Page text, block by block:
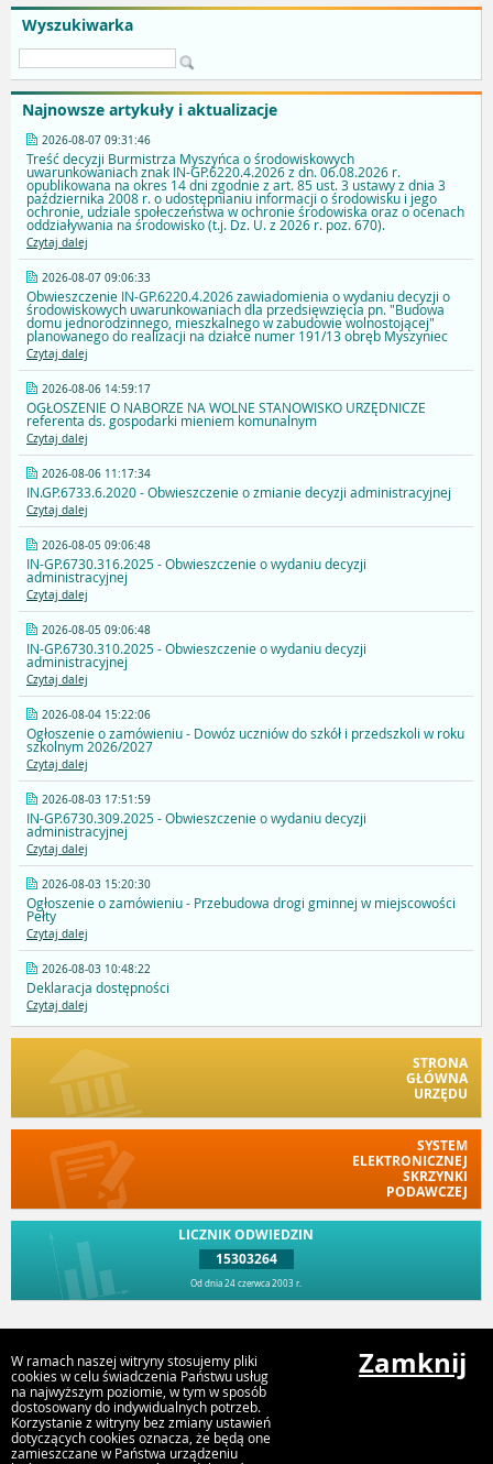
Wyszukiwarka
Najnowsze artykuły i aktualizacje
2026-08-07 09:31:46
Treść decyzji Burmistrza Myszyńca o środowiskowych
uwarunkowaniach znak IN-GP.6220.4.2026 z dn. 06.08.2026 r.
opublikowana na okres 14 dni zgodnie z art. 85 ust. 3 ustawy z dnia 3
października 2008 r. o udostępnianiu informacji o środowisku i jego
ochronie, udziale społeczeństwa w ochronie środowiska oraz o ocenach
oddziaływania na środowisko (t.j. Dz. U. z 2026 r. poz. 670).
Czytaj dalej
2026-08-07 09:06:33
Obwieszczenie IN-GP.6220.4.2026 zawiadomienia o wydaniu decyzji o
środowiskowych uwarunkowaniach dla przedsięwzięcia pn. "Budowa
domu jednorodzinnego, mieszkalnego w zabudowie wolnostojącej"
planowanego do realizacji na działce numer 191/13 obręb Myszyniec
Czytaj dalej
2026-08-06 14:59:17
OGŁOSZENIE O NABORZE NA WOLNE STANOWISKO URZĘDNICZE
referenta ds. gospodarki mieniem komunalnym
Czytaj dalej
2026-08-06 11:17:34
IN.GP.6733.6.2020 - Obwieszczenie o zmianie decyzji administracyjnej
Czytaj dalej
2026-08-05 09:06:48
IN-GP.6730.316.2025 - Obwieszczenie o wydaniu decyzji
administracyjnej
Czytaj dalej
2026-08-05 09:06:48
IN-GP.6730.310.2025 - Obwieszczenie o wydaniu decyzji
administracyjnej
Czytaj dalej
2026-08-04 15:22:06
Ogłoszenie o zamówieniu - Dowóz uczniów do szkół i przedszkoli w roku
szkolnym 2026/2027
Czytaj dalej
2026-08-03 17:51:59
IN-GP.6730.309.2025 - Obwieszczenie o wydaniu decyzji
administracyjnej
Czytaj dalej
2026-08-03 15:20:30
Ogłoszenie o zamówieniu - Przebudowa drogi gminnej w miejscowości
Pełty
Czytaj dalej
2026-08-03 10:48:22
Deklaracja dostępności
Czytaj dalej
STRONA
GŁÓWNA
URZĘDU
SYSTEM
ELEKTRONICZNEJ
SKRZYNKI
PODAWCZEJ
LICZNIK ODWIEDZIN
15303264
Od dnia 24 czerwca 2003 r.
Urząd Miejski w Myszyńcu
ul. Plac Wolności 60, 07-430 Myszyniec
W ramach naszej witryny stosujemy pliki
cookies w celu świadczenia Państwu usług
na najwyższym poziomie, w tym w sposób
dostosowany do indywidualnych potrzeb.
Korzystanie z witryny bez zmiany ustawień
dotyczących cookies oznacza, że będą one
zamieszczane w Państwa urządzeniu
Zamknij